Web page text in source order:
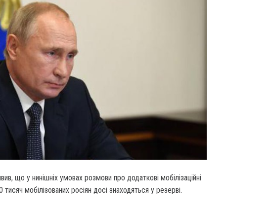
що у нинішніх умовах розмови про додаткові мобілізаційні
мобілізованих росіян досі знаходяться у резерві.